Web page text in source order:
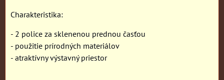
Charakteristika:
- 2 police za sklenenou prednou časťou
- použitie prírodných materiálov
- atraktívny výstavný priestor